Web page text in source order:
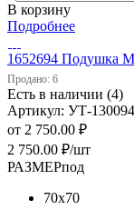
В корзину
Подробнее
1652694 Подушка
Продано: 6
Есть в наличии (4)
Артикул: УТ-
от 2 750.00 ₽
2 750.00 ₽/шт
РАЗМЕРпод
70х70